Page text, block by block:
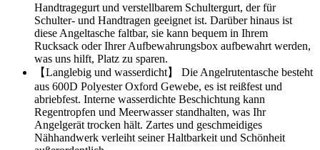
Handtragegurt und verstellbarem Schultergurt, der für
Schulter- und Handtragen geeignet ist. Darüber hinaus ist
diese Angeltasche faltbar, sie kann bequem in Ihrem
Rucksack oder Ihrer Aufbewahrungsbox aufbewahrt werden,
was uns hilft, Platz zu sparen.
【Langlebig und wasserdicht】 Die Angelrutentasche besteht
aus 600D Polyester Oxford Gewebe, es ist reißfest und
abriebfest. Interne wasserdichte Beschichtung kann
Regentropfen und Meerwasser standhalten, was Ihr
Angelgerät trocken hält. Zartes und geschmeidiges
Nähhandwerk verleiht seiner Haltbarkeit und Schönheit